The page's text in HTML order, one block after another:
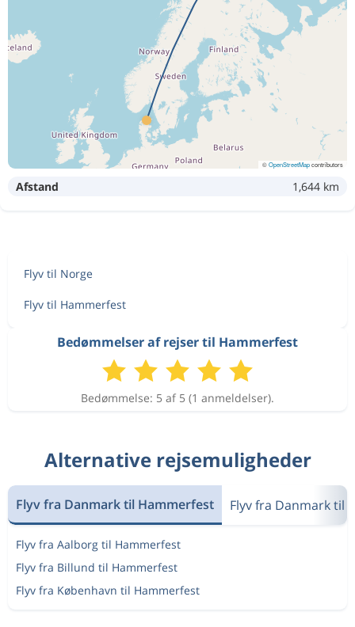
©OpenStreetMapcontributors
Afstand 1,644 km
Flyv til Norge
Flyv til Hammerfest
Bedømmelser af rejser til Hammerfest
Bedømmelse: 5 af 5 (1 anmeldelser).
Alternative rejsemuligheder
Flyv fra Danmark til Hammerfest Flyv fra Danmark til
Flyv fra Aalborg til Hammerfest
Flyv fra Billund til Hammerfest
Flyv fra København til Hammerfest